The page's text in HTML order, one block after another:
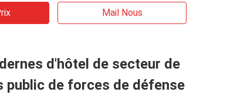
Mail Nous
d'hôtel de secteur de
public de forces de défense